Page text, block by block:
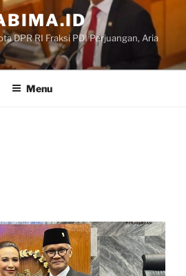
DPR RI Fraksi PDI Perjuangan, Aria
Menu